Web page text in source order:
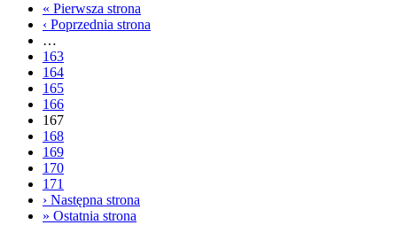
« Pierwsza strona
‹ Poprzednia strona
…
163
164
165
166
167
168
169
170
171
› Następna strona
» Ostatnia strona